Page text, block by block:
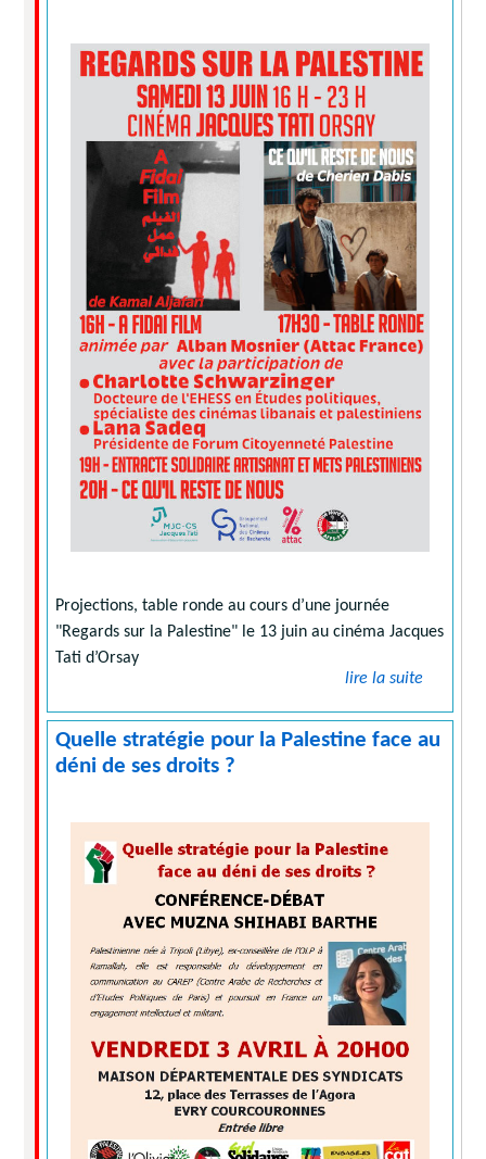
Projections, table ronde au cours d’une journée
"Regards sur la Palestine" le 13 juin au cinéma Jacques
Tati d’Orsay
lire la suite
Quelle stratégie pour la Palestine face au
déni de ses droits ?